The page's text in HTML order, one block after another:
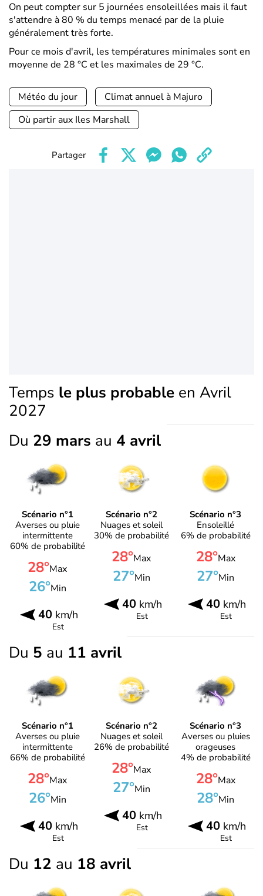
On peut compter sur 5 journées ensoleillées mais il faut
s'attendre à 80 % du temps menacé par de la pluie
généralement très forte.
Pour ce mois d'avril, les températures minimales sont en
moyenne de 28 °C et les maximales de 29 °C.
Météo du jour
Climat annuel à Majuro
Où partir aux Iles Marshall
Partager
Temps le plus probable en Avril
2027
Du 29 mars au 4 avril
Scénario n°1
Averses ou pluie
intermittente
60% de probabilité
28°Max
26°Min
40km/h
Est
Scénario n°2
Nuages et soleil
30% de probabilité
28°Max
27°Min
40km/h
Est
Scénario n°3
Ensoleillé
6% de probabilité
28°Max
27°Min
40 km/h
Est
Du 5 au 11 avril
Scénario n°1
Averses ou pluie
intermittente
66% de probabilité
28°Max
26°Min
40km/h
Est
Scénario n°2
Nuages et soleil
26% de probabilité
28°Max
27°Min
40km/h
Est
Scénario n°3
Averses ou pluies
orageuses
4% de probabilité
28°Max
28°Min
40 km/h
Est
Du 12 au 18 avril